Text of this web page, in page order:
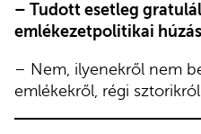
– Tudott esetleg
emlékezetpolitikai
– Nem, ilyenekről nem
emlékekről, régi